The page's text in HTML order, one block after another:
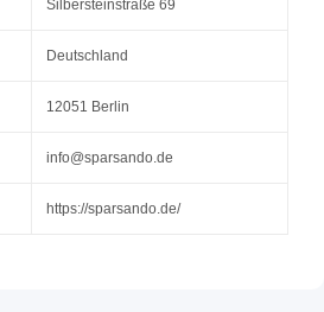
Silbersteinstraße 69
Deutschland
12051 Berlin
info@sparsando.de
https://sparsando.de/